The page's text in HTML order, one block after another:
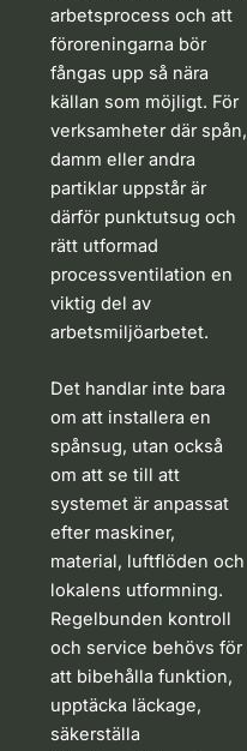
arbetsprocess och att
föroreningarna bör
fångas upp så nära
källan som möjligt. För
verksamheter där spån,
damm eller andra
partiklar uppstår är
därför punktutsug och
rätt utformad
processventilation en
viktig del av
arbetsmiljöarbetet.
Det handlar inte bara
om att installera en
spånsug, utan också
om att se till att
systemet är anpassat
efter maskiner,
material, luftflöden och
lokalens utformning.
Regelbunden kontroll
och service behövs för
att bibehålla funktion,
upptäcka läckage,
säkerställa